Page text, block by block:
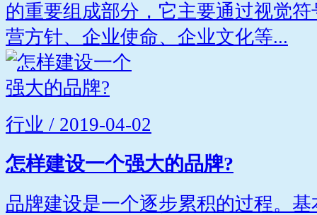
的重要组成部分，它主要通过视觉
营方针、企业使命、企业文化等...
行业 / 2019-04-02
怎样建设一个强大的品牌?
品牌建设是一个逐步累积的过程。